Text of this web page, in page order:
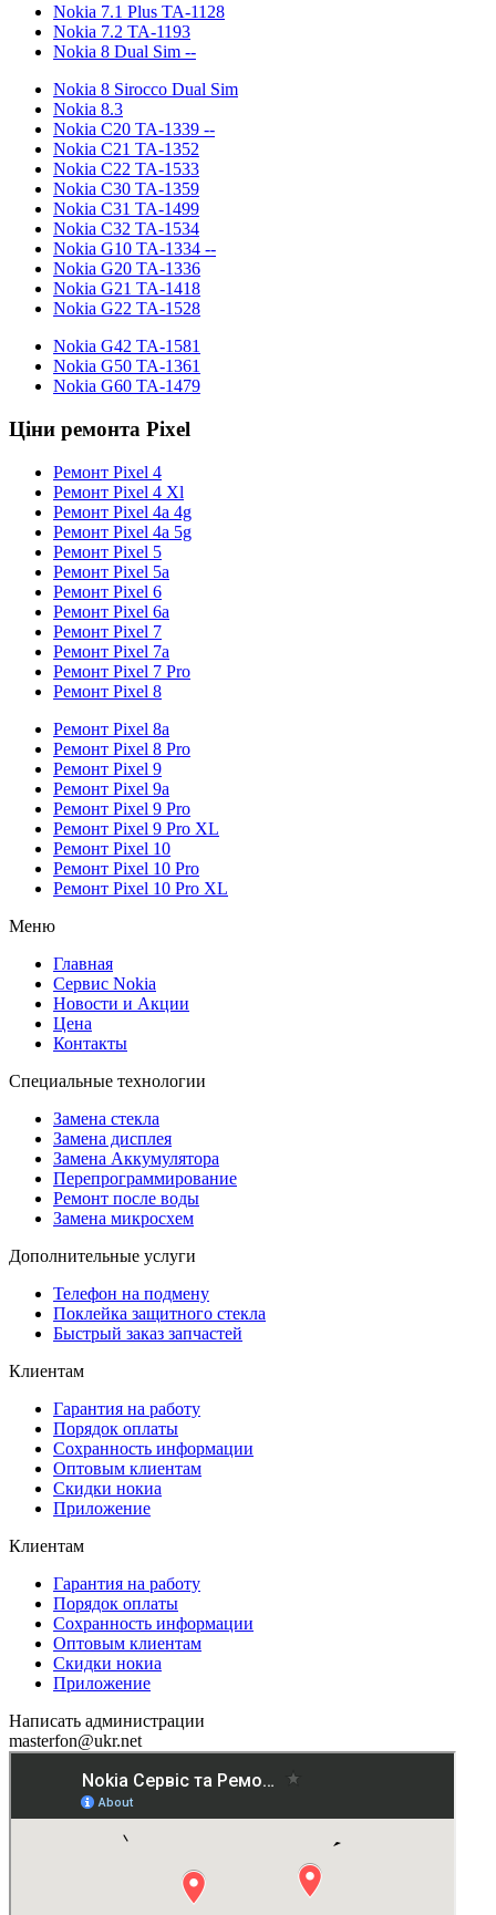
Nokia 7.1 Plus TA-1128
Nokia 7.2 TA-1193
Nokia 8 Dual Sim --
Nokia 8 Sirocco Dual Sim
Nokia 8.3
Nokia С20 TA-1339 --
Nokia С21 TA-1352
Nokia C22 TA-1533
Nokia С30 TA-1359
Nokia С31 TA-1499
Nokia С32 TA-1534
Nokia G10 TA-1334 --
Nokia G20 TA-1336
Nokia G21 TA-1418
Nokia G22 TA-1528
Nokia G42 TA-1581
Nokia G50 TA-1361
Nokia G60 TA-1479
Ціни ремонта Pixel
Ремонт Pixel 4
Ремонт Pixel 4 Xl
Ремонт Pixel 4a 4g
Ремонт Pixel 4a 5g
Ремонт Pixel 5
Ремонт Pixel 5a
Ремонт Pixel 6
Ремонт Pixel 6a
Ремонт Pixel 7
Ремонт Pixel 7a
Ремонт Pixel 7 Pro
Ремонт Pixel 8
Ремонт Pixel 8a
Ремонт Pixel 8 Pro
Ремонт Pixel 9
Ремонт Pixel 9a
Ремонт Pixel 9 Pro
Ремонт Pixel 9 Pro XL
Ремонт Pixel 10
Ремонт Pixel 10 Pro
Ремонт Pixel 10 Pro XL
Меню
Главная
Сервис Nokia
Новости и Акции
Цена
Контакты
Специальные технологии
Замена стекла
Замена дисплея
Замена Аккумулятора
Перепрограммирование
Ремонт после воды
Замена микросхем
Дополнительные услуги
Телефон на подмену
Поклейка защитного стекла
Быстрый заказ запчастей
Клиентам
Гарантия на работу
Порядок оплаты
Сохранность информации
Оптовым клиентам
Скидки нокиа
Приложение
Клиентам
Гарантия на работу
Порядок оплаты
Сохранность информации
Оптовым клиентам
Скидки нокиа
Приложение
Написать администрации
masterfon@ukr.net